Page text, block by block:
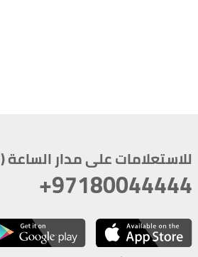
للاستعلامات على مدار الساعة (24/7)
+97180044444